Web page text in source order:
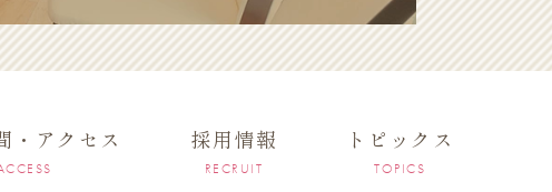
・アクセス 採用情報
RECRUIT
トピックス
TOPICS